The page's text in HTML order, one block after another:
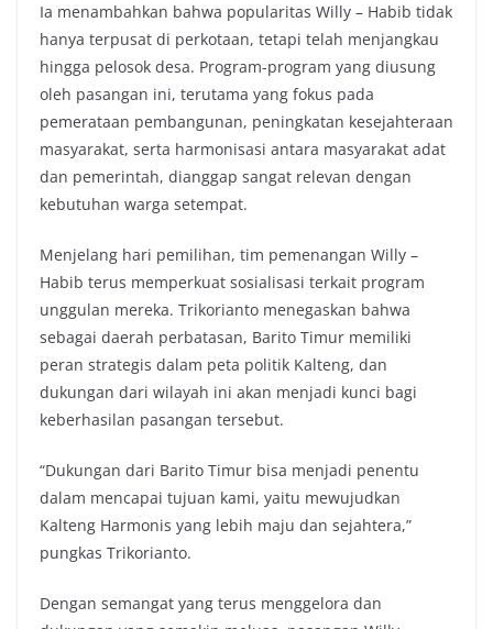
Ia menambahkan bahwa popularitas Willy – Habib tidak
hanya terpusat di perkotaan, tetapi telah menjangkau
hingga pelosok desa. Program-program yang diusung
oleh pasangan ini, terutama yang fokus pada
pemerataan pembangunan, peningkatan kesejahteraan
masyarakat, serta harmonisasi antara masyarakat adat
dan pemerintah, dianggap sangat relevan dengan
kebutuhan warga setempat.
Menjelang hari pemilihan, tim pemenangan Willy –
Habib terus memperkuat sosialisasi terkait program
unggulan mereka. Trikorianto menegaskan bahwa
sebagai daerah perbatasan, Barito Timur memiliki
peran strategis dalam peta politik Kalteng, dan
dukungan dari wilayah ini akan menjadi kunci bagi
keberhasilan pasangan tersebut.
“Dukungan dari Barito Timur bisa menjadi penentu
dalam mencapai tujuan kami, yaitu mewujudkan
Kalteng Harmonis yang lebih maju dan sejahtera,”
pungkas Trikorianto.
Dengan semangat yang terus menggelora dan